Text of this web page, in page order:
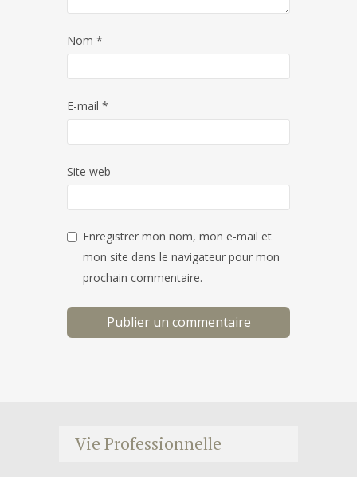
Nom *
E-mail *
Site web
Enregistrer mon nom, mon e-mail et
mon site dans le navigateur pour mon
prochain commentaire.
Vie Professionnelle